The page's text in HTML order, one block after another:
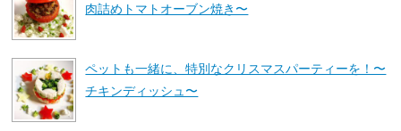
肉詰めトマトオーブン焼き〜
ペットも一緒に、特別なクリスマスパーティーを！〜
チキンディッシュ〜